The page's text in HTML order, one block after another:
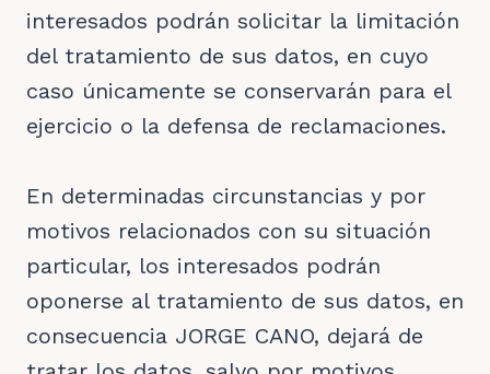
interesados podrán solicitar la limitación
del tratamiento de sus datos, en cuyo
caso únicamente se conservarán para el
ejercicio o la defensa de reclamaciones.
En determinadas circunstancias y por
motivos relacionados con su situación
particular, los interesados podrán
oponerse al tratamiento de sus datos, en
consecuencia JORGE CANO, dejará de